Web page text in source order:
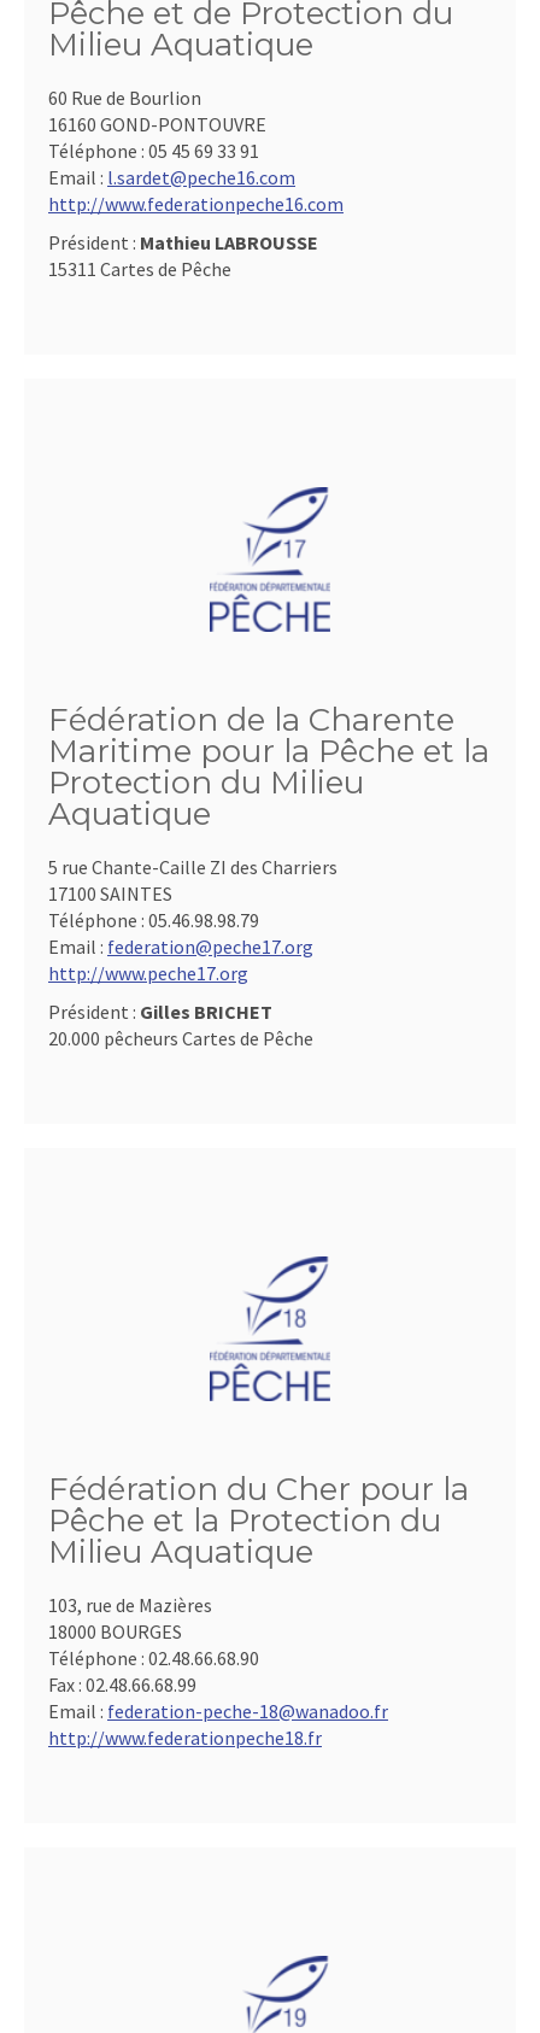
Pêche et de Protection du
Milieu Aquatique
60 Rue de Bourlion
16160 GOND-PONTOUVRE
Téléphone : 05 45 69 33 91
Email : l.sardet@peche16.com
http://www.federationpeche16.com
Président : Mathieu LABROUSSE
15311 Cartes de Pêche
Fédération de la Charente
Maritime pour la Pêche et la
Protection du Milieu
Aquatique
5 rue Chante-Caille ZI des Charriers
17100 SAINTES
Téléphone : 05.46.98.98.79
Email : federation@peche17.org
http://www.peche17.org
Président : Gilles BRICHET
20.000 pêcheurs Cartes de Pêche
Fédération du Cher pour la
Pêche et la Protection du
Milieu Aquatique
103, rue de Mazières
18000 BOURGES
Téléphone : 02.48.66.68.90
Fax : 02.48.66.68.99
Email : federation-peche-18@wanadoo.fr
http://www.federationpeche18.fr